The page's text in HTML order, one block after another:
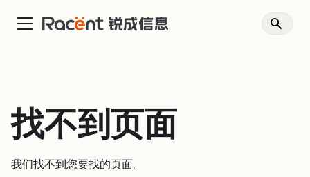
找不到页面
我们找不到您要找的页面。